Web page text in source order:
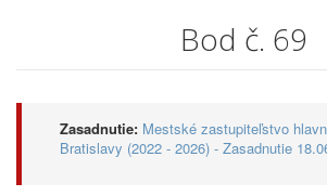
Bod č. 69
Zasadnutie: Mestské zastupiteľstvo
Bratislavy (2022 - 2026) - Zasadnutie